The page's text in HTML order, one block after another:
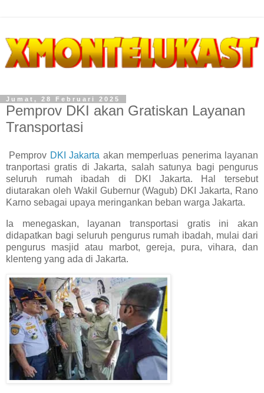
Jumat, 28 Februari 2025
Pemprov DKI akan Gratiskan Layanan
Transportasi
Pemprov DKI Jakarta akan memperluas penerima layanan
tranportasi gratis di Jakarta, salah satunya bagi pengurus
seluruh rumah ibadah di DKI Jakarta. Hal tersebut
diutarakan oleh Wakil Gubernur (Wagub) DKI Jakarta, Rano
Karno sebagai upaya meringankan beban warga Jakarta.
Ia menegaskan, layanan transportasi gratis ini akan
didapatkan bagi seluruh pengurus rumah ibadah, mulai dari
pengurus masjid atau marbot, gereja, pura, vihara, dan
klenteng yang ada di Jakarta.